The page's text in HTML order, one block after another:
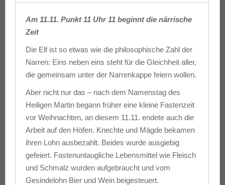
Am 11.11. Punkt 11 Uhr 11 beginnt die närrische
Zeit
Die Elf ist so etwas wie die philosophische Zahl der
Narren: Eins neben eins steht für die Gleichheit aller,
die gemeinsam unter der Narrenkappe feiern wollen.
Aber nicht nur das – nach dem Namenstag des
Heiligen Martin begann früher eine kleine Fastenzeit
vor Weihnachten, an diesem 11.11. endete auch die
Arbeit auf den Höfen. Knechte und Mägde bekamen
ihren Lohn ausbezahlt. Beides wurde ausgiebig
gefeiert. Fastenuntaugliche Lebensmittel wie Fleisch
und Schmalz wurden aufgebraucht und vom
Gesindelohn Bier und Wein beigesteuert.